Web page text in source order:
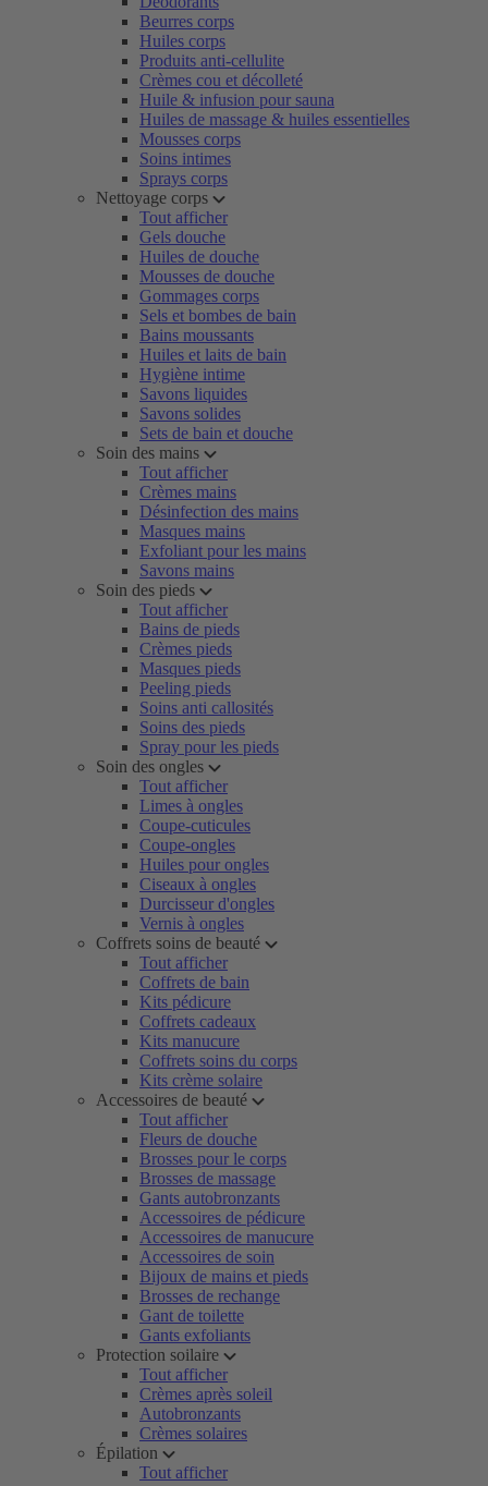
Beurres corps
Huiles corps
Produits anti-cellulite
Crèmes cou et décolleté
Huile & infusion pour sauna
Huiles de massage & huiles essentielles
Mousses corps
Soins intimes
Sprays corps
Nettoyage corps
Tout afficher
Gels douche
Huiles de douche
Mousses de douche
Gommages corps
Sels et bombes de bain
Bains moussants
Huiles et laits de bain
Hygiène intime
Savons liquides
Savons solides
Sets de bain et douche
Soin des mains
Tout afficher
Crèmes mains
Désinfection des mains
Masques mains
Exfoliant pour les mains
Savons mains
Soin des pieds
Tout afficher
Bains de pieds
Crèmes pieds
Masques pieds
Peeling pieds
Soins anti callosités
Soins des pieds
Spray pour les pieds
Soin des ongles
Tout afficher
Limes à ongles
Coupe-cuticules
Coupe-ongles
Huiles pour ongles
Ciseaux à ongles
Durcisseur d'ongles
Vernis à ongles
Coffrets soins de beauté
Tout afficher
Coffrets de bain
Kits pédicure
Coffrets cadeaux
Kits manucure
Coffrets soins du corps
Kits crème solaire
Accessoires de beauté
Tout afficher
Fleurs de douche
Brosses pour le corps
Brosses de massage
Gants autobronzants
Accessoires de pédicure
Accessoires de manucure
Accessoires de soin
Bijoux de mains et pieds
Brosses de rechange
Gant de toilette
Gants exfoliants
Protection soilaire
Tout afficher
Crèmes après soleil
Autobronzants
Crèmes solaires
Épilation
Tout afficher